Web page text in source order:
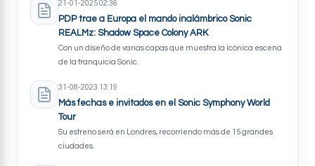
21-01-2025 02:36
PDP trae a Europa el mando inalámbrico Sonic
REALMz: Shadow Space Colony ARK
Con un diseño de varias capas que muestra la icónica escena
de la franquicia Sonic.
31-08-2023 13:19
Más fechas e invitados en el Sonic Symphony World
Tour
Su estreno será en Londres, recorriendo más de 15 grandes
ciudades.